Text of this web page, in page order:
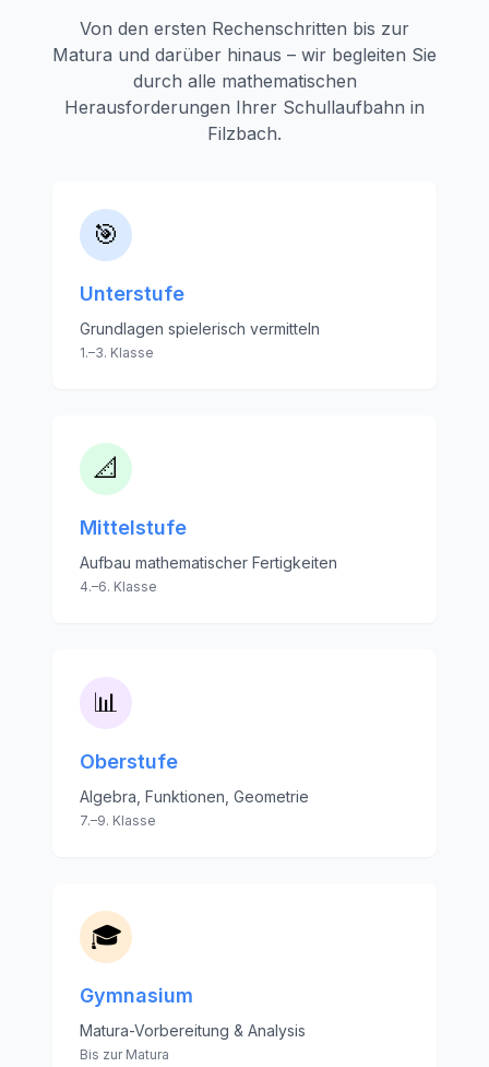
Von den ersten Rechenschritten bis zur
Matura und darüber hinaus – wir begleiten Sie
durch alle mathematischen
Herausforderungen Ihrer Schullaufbahn in
Filzbach.
🎯
Unterstufe
Grundlagen spielerisch vermitteln
1.–3. Klasse
📐
Mittelstufe
Aufbau mathematischer Fertigkeiten
4.–6. Klasse
📊
Oberstufe
Algebra, Funktionen, Geometrie
7.–9. Klasse
🎓
Gymnasium
Matura-Vorbereitung & Analysis
Bis zur Matura